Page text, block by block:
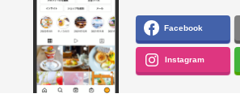
Facebook
Instagram